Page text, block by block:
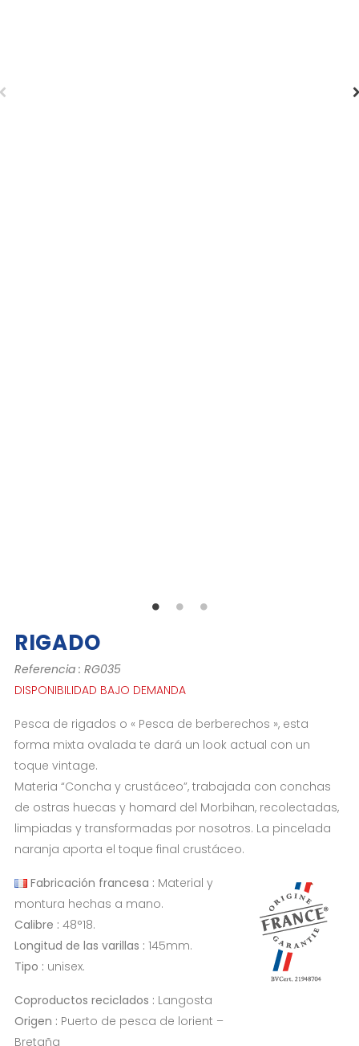
RIGADO
Referencia : RG035
DISPONIBILIDAD BAJO DEMANDA
Pesca de rigados o « Pesca de berberechos », esta
forma mixta ovalada te dará un look actual con un
toque vintage.
Materia “Concha y crustáceo”, trabajada con conchas
de ostras huecas y homard del Morbihan, recolectadas,
limpiadas y transformadas por nosotros. La pincelada
naranja aporta el toque final crustáceo.
Fabricación francesa : Material y
montura hechas a mano.
Calibre : 48°18.
Longitud de las varillas : 145mm.
Tipo : unisex.
Coproductos reciclados : Langosta
Origen : Puerto de pesca de lorient –
Bretaña